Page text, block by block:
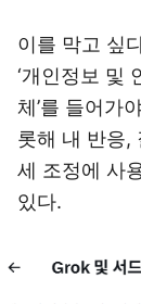
이를 막고 싶
‘개인정보 및
체’를 들어가
롯해 내 반응,
세 조정에 사
있다.